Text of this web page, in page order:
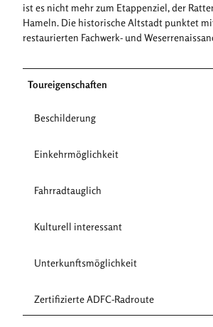
ist es nicht mehr zum Etappenziel, der
Hameln. Die historische Altstadt punktet
restaurierten Fachwerk- und
Toureigenschaften
Beschilderung
Einkehrmöglichkeit
Fahrradtauglich
Kulturell interessant
Unterkunftsmöglichkeit
Zertifizierte ADFC-Radroute